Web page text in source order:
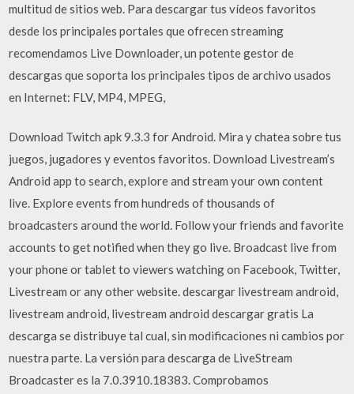
multitud de sitios web. Para descargar tus vídeos favoritos
desde los principales portales que ofrecen streaming
recomendamos Live Downloader, un potente gestor de
descargas que soporta los principales tipos de archivo usados
en Internet: FLV, MP4, MPEG,
Download Twitch apk 9.3.3 for Android. Mira y chatea sobre tus
juegos, jugadores y eventos favoritos. Download Livestream’s
Android app to search, explore and stream your own content
live. Explore events from hundreds of thousands of
broadcasters around the world. Follow your friends and favorite
accounts to get notified when they go live. Broadcast live from
your phone or tablet to viewers watching on Facebook, Twitter,
Livestream or any other website. descargar livestream android,
livestream android, livestream android descargar gratis La
descarga se distribuye tal cual, sin modificaciones ni cambios por
nuestra parte. La versión para descarga de LiveStream
Broadcaster es la 7.0.3910.18383. Comprobamos